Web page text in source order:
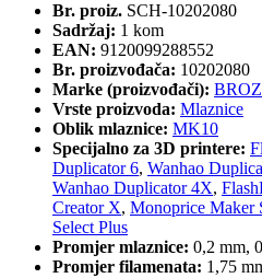
Br. proiz. SCH-10202080
Sadržaj: 1 kom
EAN: 9120099288552
Br. proizvođača: 10202080
Marke (proizvođači):
Vrste proizvoda: Mlaznice
Oblik mlaznice: MK10
Specijalno za 3D printere:
Duplicator 6, Wanhao
Wanhao Duplicator 4X,
Creator X, Monoprice Maker
Select Plus
Promjer mlaznice: 0,2 mm,
Promjer filamenata: 1,75